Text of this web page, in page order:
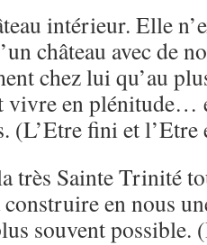
intérieur. Elle
château avec de
chez lui qu’au
vivre en plénitude…
(L’Etre fini et
très Sainte Trinité
en nous
souvent possible.